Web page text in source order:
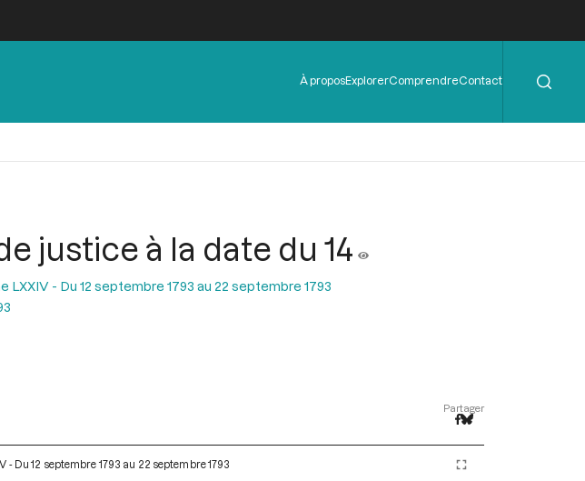
Menu
de
À proposExplorerComprendreContact
justice à la date du 14
LXXIV - Du 12 septembre 1793 au 22 septembre 1793
Partager
- Du 12 septembre 1793 au 22 septembre 1793